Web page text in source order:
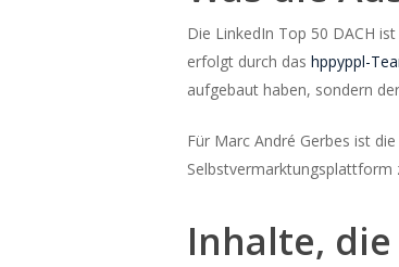
Die LinkedIn Top 50 DACH
erfolgt durch dashppyppl-
aufgebaut haben, sondern
Für Marc André Gerbes ist
Selbstvermarktungsplattform
Inhalte,